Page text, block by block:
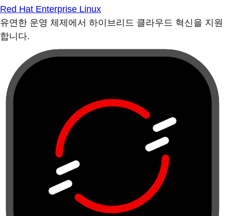
Red Hat Enterprise Linux
유연한 운영 체제에서 하이브리드 클라우드 혁신을 지원
합니다.